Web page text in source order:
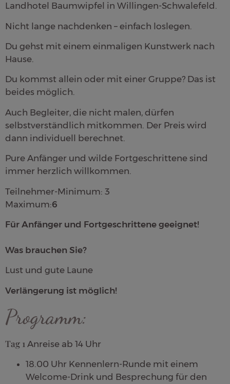
Landhotel Baumwipfel in Willingen-Schwalefeld.
Nicht lange nachdenken – einfach loslegen.
Du gehst mit einem einmaligen Kunstwerk nach
Hause.
Du kommst allein oder mit einer Gruppe? Das ist
beides möglich.
Auch Begleiter, die nicht malen, dürfen
selbstverständlich mitkommen. Der Preis wird
dann individuell berechnet.
Pure Anfänger und wilde Fortgeschrittene sind
immer herzlich willkommen.
Teilnehmer-Minimum: 3
Maximum:6
Für Anfänger und Fortgeschrittene geeignet!
Was brauchen Sie?
Lust und gute Laune
Verlängerung ist möglich!
Programm:
Tag 1 Anreise ab 14 Uhr
18.00 Uhr Kennenlern-Runde mit einem
Welcome-Drink und Besprechung für den